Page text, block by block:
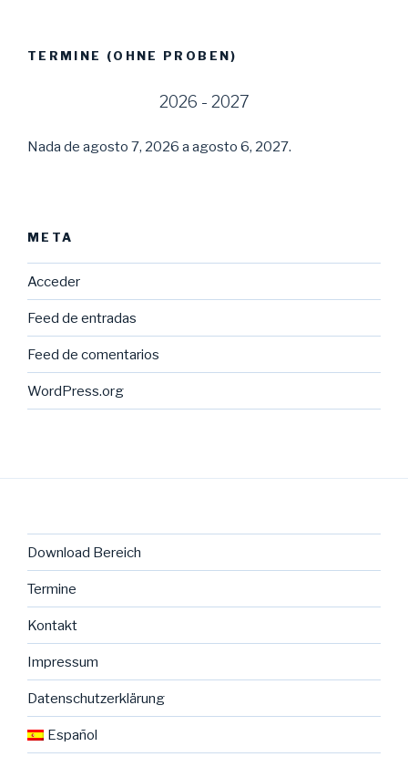
TERMINE (OHNE PROBEN)
2026 - 2027
Nada de agosto 7, 2026 a agosto 6, 2027.
META
Acceder
Feed de entradas
Feed de comentarios
WordPress.org
Download Bereich
Termine
Kontakt
Impressum
Datenschutzerklärung
Español